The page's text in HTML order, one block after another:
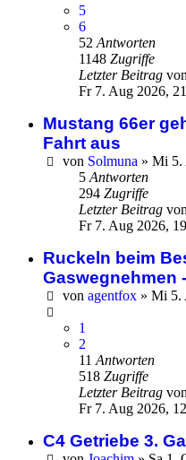
5
6
52 Antworten
1148 Zugriffe
Letzter Beitrag von
Fr 7. Aug 2026,
Mustang 66er
Fahrt aus
von Solmuna » Mi 5.
5 Antworten
294 Zugriffe
Letzter Beitrag von
Fr 7. Aug 2026,
Ruckeln beim
Gaswegnehmen
von agentfox » Mi 5.
1
2
11 Antworten
518 Zugriffe
Letzter Beitrag von
Fr 7. Aug 2026,
C4 Getriebe 3.